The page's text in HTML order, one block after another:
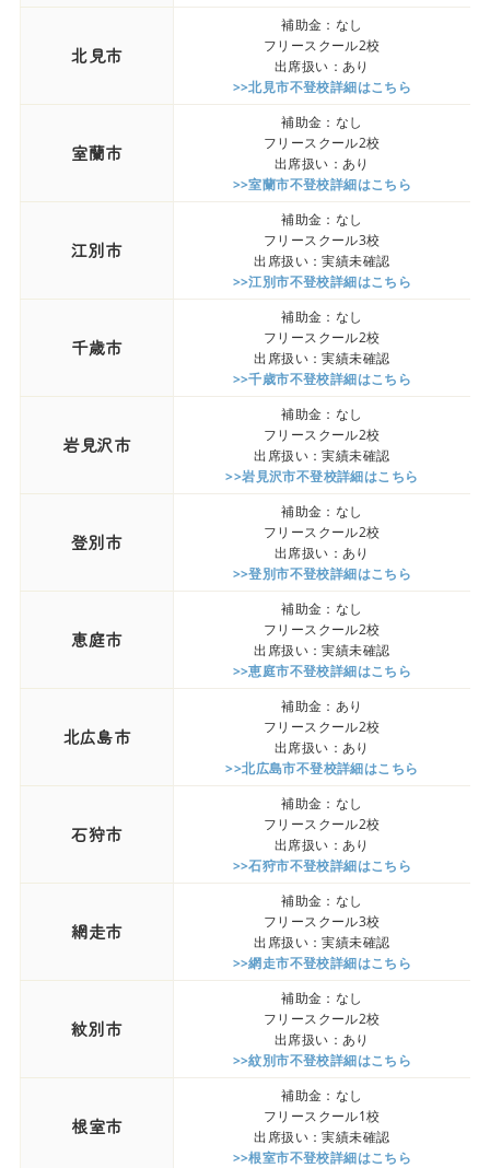
北見市
補助金：なし
フリースクール2校
出席扱い：あり
>>北見市不登校詳細はこちら
室蘭市
補助金：なし
フリースクール2校
出席扱い：あり
>>室蘭市不登校詳細はこちら
江別市
補助金：なし
フリースクール3校
出席扱い：実績未確認
>>江別市不登校詳細はこちら
千歳市
補助金：なし
フリースクール2校
出席扱い：実績未確認
>>千歳市不登校詳細はこちら
岩見沢市
補助金：なし
フリースクール2校
出席扱い：実績未確認
>>岩見沢市不登校詳細はこちら
登別市
補助金：なし
フリースクール2校
出席扱い：あり
>>登別市不登校詳細はこちら
恵庭市
補助金：なし
フリースクール2校
出席扱い：実績未確認
>>恵庭市不登校詳細はこちら
北広島市
補助金：あり
フリースクール2校
出席扱い：あり
>>北広島市不登校詳細はこちら
石狩市
補助金：なし
フリースクール2校
出席扱い：あり
>>石狩市不登校詳細はこちら
網走市
補助金：なし
フリースクール3校
出席扱い：実績未確認
>>網走市不登校詳細はこちら
紋別市
補助金：なし
フリースクール2校
出席扱い：あり
>>紋別市不登校詳細はこちら
根室市
補助金：なし
フリースクール1校
出席扱い：実績未確認
>>根室市不登校詳細はこちら